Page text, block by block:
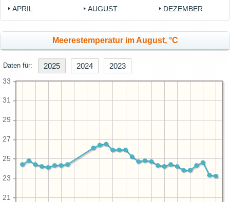
APRIL
AUGUST
DEZEMBER
Meerestemperatur im August, °C
Daten für: 2025 2024 2023
21
23
25
27
29
31
33